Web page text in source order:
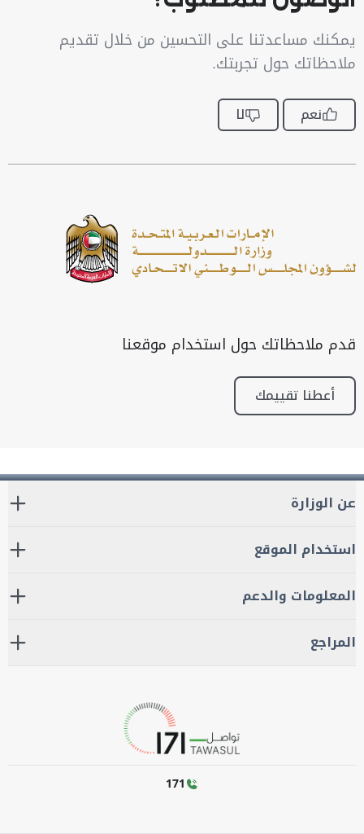
يمكنك مساعدتنا على التحسين من خلال تقديم
ملاحظاتك حول تجربتك.
نعم لا
قدم ملاحظاتك حول استخدام موقعنا
أعطنا تقييمك
عن الوزارة
استخدام الموقع
المعلومات والدعم
المراجع
171